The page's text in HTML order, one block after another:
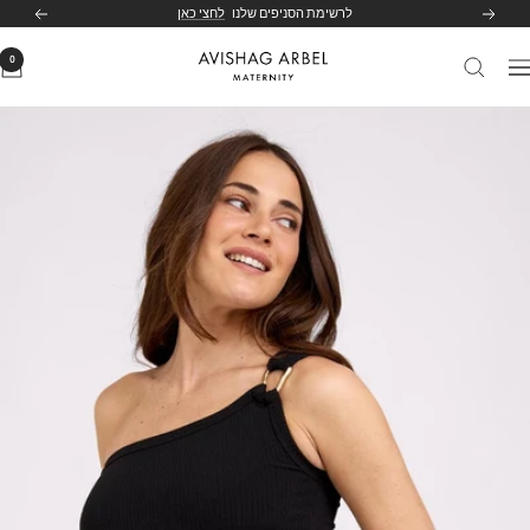
הקודם לרשימת הסניפים שלנו לחצי כאן הבא
ניווט
Avishag
0